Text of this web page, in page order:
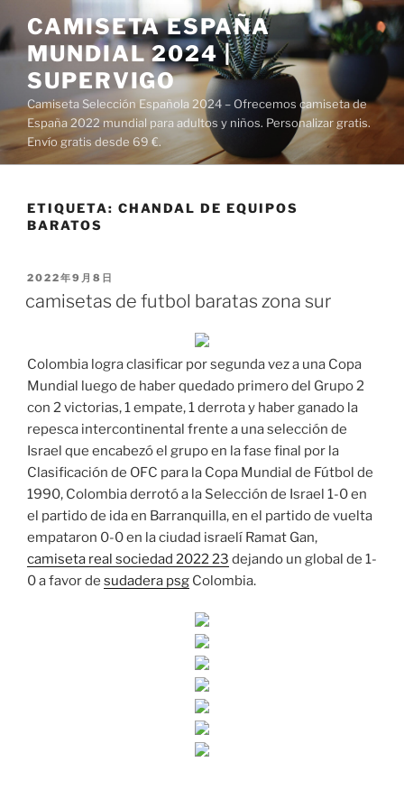
al
contenido
CAMISETA ESPAÑA
MUNDIAL 2024 |
SUPERVIGO
Camiseta Selección Española 2024 – Ofrecemos camiseta de
España 2022 mundial para adultos y niños. Personalizar gratis.
Envío gratis desde 69 €.
ETIQUETA: CHANDAL DE EQUIPOS
BARATOS
PUBLICADO
2022年9月8日
camisetas de futbol baratas zona sur
Colombia logra clasificar por segunda vez a una Copa
Mundial luego de haber quedado primero del Grupo 2
con 2 victorias, 1 empate, 1 derrota y haber ganado la
repesca intercontinental frente a una selección de
Israel que encabezó el grupo en la fase final por la
Clasificación de OFC para la Copa Mundial de Fútbol de
1990, Colombia derrotó a la Selección de Israel 1-0 en
el partido de ida en Barranquilla, en el partido de vuelta
empataron 0-0 en la ciudad israelí Ramat Gan,
camiseta real sociedad 2022 23 dejando un global de 1-
0 a favor de sudadera psg Colombia.